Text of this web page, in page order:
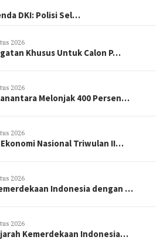
DKI: Polisi Sel…
2026
Khusus Untuk Calon P…
2026
Melonjak 400 Persen…
2026
Nasional Triwulan II…
2026
Indonesia dengan …
2026
Kemerdekaan Indonesia…